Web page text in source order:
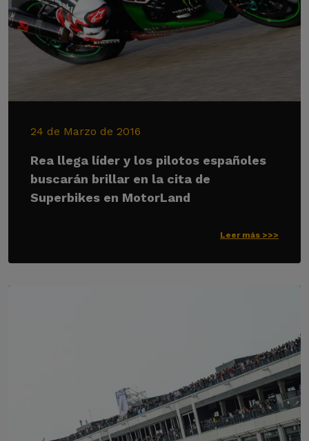
24 de Marzo de 2016
Rea llega líder y los pilotos españoles
buscarán brillar en la cita de
Superbikes en MotorLand
Leer más >>>